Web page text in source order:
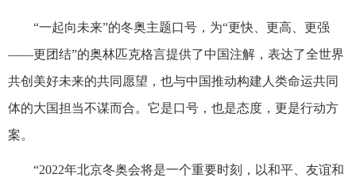
“一起向未来”的冬奥主题口号，为“更快、更高、更强
——更团结”的奥林匹克格言提供了中国注解，表达了全世界
共创美好未来的共同愿望，也与中国推动构建人类命运共同
体的大国担当不谋而合。它是口号，也是态度，更是行动方
案。
“2022年北京冬奥会将是一个重要时刻，以和平、友谊和